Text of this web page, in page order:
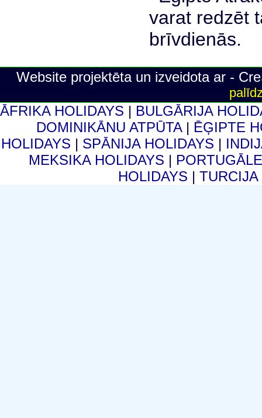
Website projektēta un izveidota ar -
ĀFRIKA HOLIDAYS | BULGĀRIJA
DOMINIKĀNU ATPŪTA | ĒĢIPTE
HOLIDAYS | SPĀNIJA HOLIDAYS |
MEKSIKA HOLIDAYS |
HOLIDAYS |